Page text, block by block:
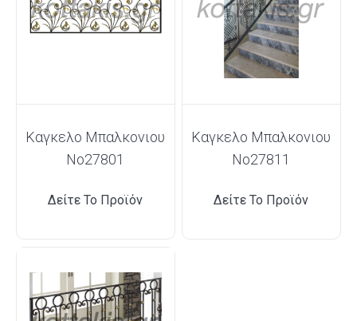
Καγκελο Μπαλκονιου
Νο27801
Δείτε Το Προϊόν
Καγκελο Μπαλκονιου
Νο27811
Δείτε Το Προϊόν